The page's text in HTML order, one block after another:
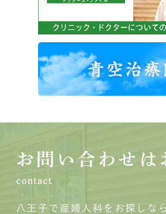
お問い合わせは
contact
八王子で産婦人科をお探しな